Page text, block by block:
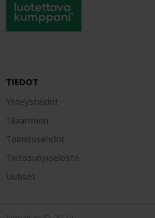
TIEDOT
Yhteystiedot
Tilaaminen
Toimitusehdot
Tietosuojaseloste
Uutiset